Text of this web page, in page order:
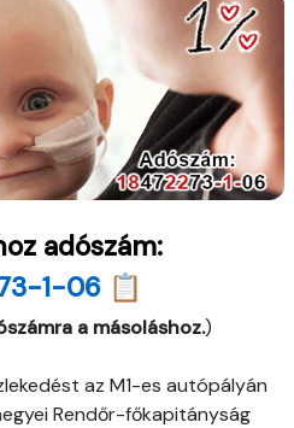
adószám:
1-06 📋
a másoláshoz.)
az M1-es autópályán
Rendőr-főkapitányság